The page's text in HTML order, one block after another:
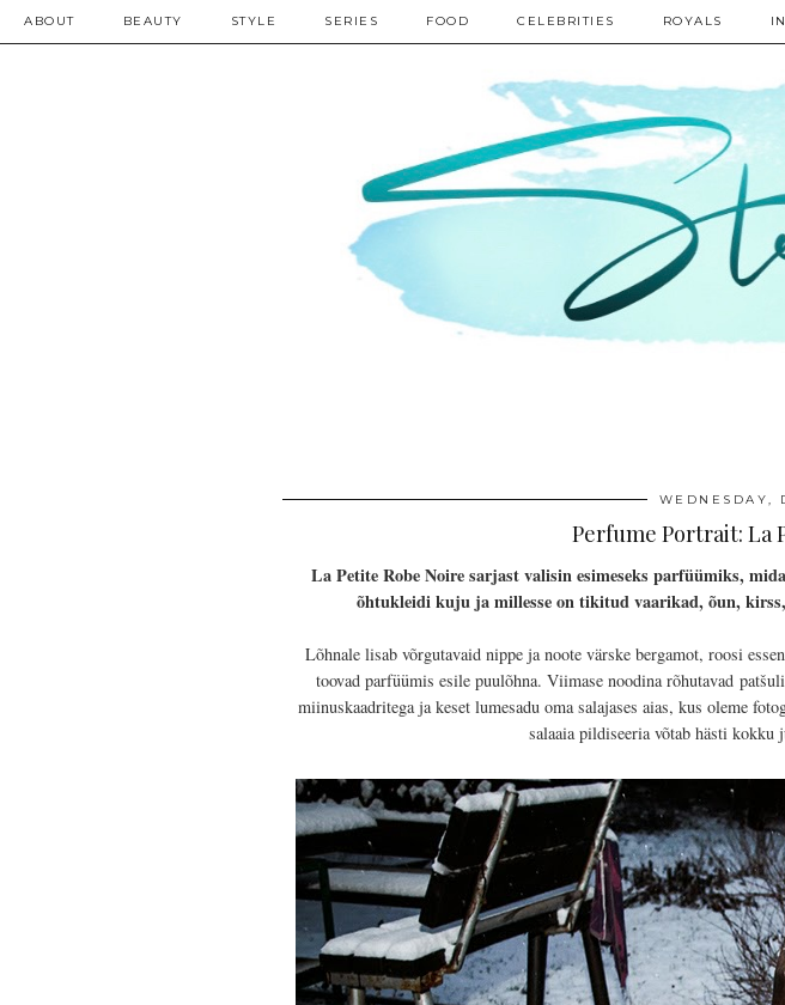
ABOUT BEAUTY STYLE SERIES FOOD CELEBRITIES ROYALS
WEDNESDAY,
Perfume Portrait: La
La Petite Robe Noire sarjast valisin esimeseks parfüümiks,
õhtukleidi kuju ja millesse on tikitud vaarikad, õun,
Lõhnale lisab võrgutavaid nippe ja noote värske bergamot, roosi
toovad parfüümis esile puulõhna. Viimase noodina rõhutavad
miinuskaadritega ja keset lumesadu oma salajases aias, kus oleme
salaaia pildiseeria võtab hästi